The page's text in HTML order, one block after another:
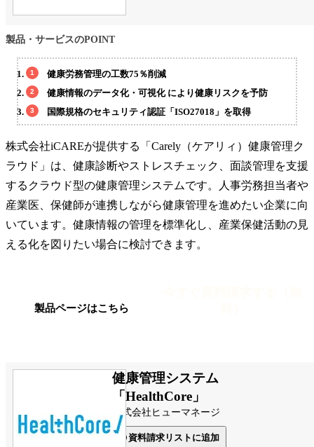
製品・サービスのPOINT
健康労務管理の工数75％削減
健康情報のデータ化・可視化 により健康リスクを予防
国際規格のセキュリティ認証「ISO27018」を取得
株式会社iCAREが提供する「Carely（ケアリィ）健康管理ク
ラウド」は、健康診断やストレスチェック、面談管理を支援
するクラウド型の健康管理システムです。人事労務担当者や
産業医、保健師が連携しながら健康管理を進めたい企業に向
いています。健康情報の管理を標準化し、産業保健活動の見
える化を図りたい場合に検討できます。
製品ページはこちら
健康管理システム
「HealthCore」
株式会社ヒューマネージ
資料請求リストに追加